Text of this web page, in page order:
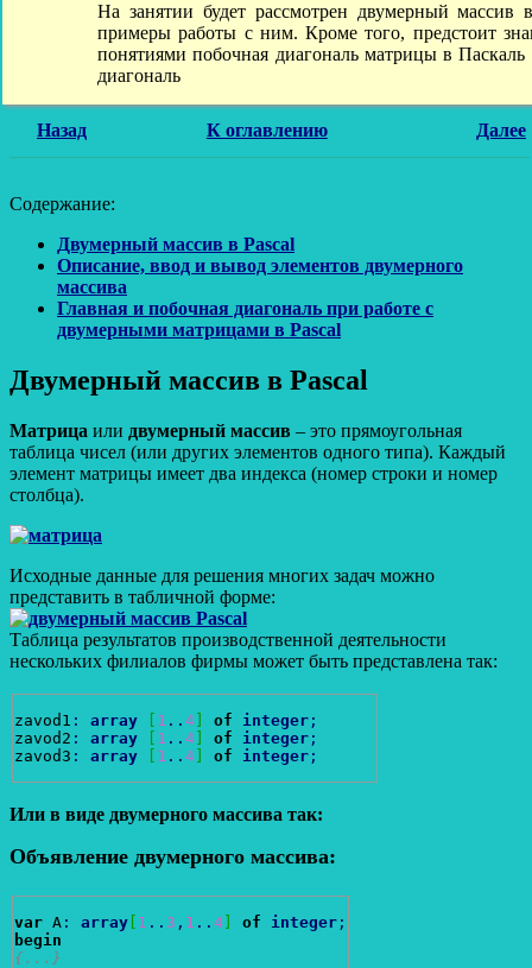
На занятии будет рассмотрен двумерный массив
примеры работы с ним. Кроме того, предстоит
понятиями побочная диагональ матрицы в Паскаль
диагональ
Назад К оглавлению Далее
Содержание:
Двумерный массив в Pascal
Описание, ввод и вывод элементов двумерного
массива
Главная и побочная диагональ при работе с
двумерными матрицами в Pascal
Двумерный массив в Pascal
Матрица или двумерный массив – это прямоугольная
таблица чисел (или других элементов одного типа). Каждый
элемент матрицы имеет два индекса (номер строки и номер
столбца).
Исходные данные для решения многих задач можно
представить в табличной форме:
Таблица результатов производственной деятельности
нескольких филиалов фирмы может быть представлена так:
zavod1 : array 1 .. 4 of integer ;
zavod2 : array 1 .. 4 of integer ;
zavod3 : array 1 .. 4 of integer ;
Или в виде двумерного массива так:
Объявление двумерного массива:
var A : array 1 .. 3 , 1 .. 4 of integer ;
begin
{...}